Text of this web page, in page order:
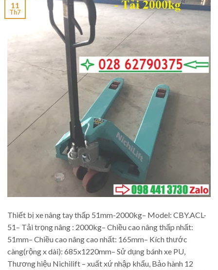
11
Th7
Thiết bị xe nâng tay thấp 51mm-2000kg– Model: CBY.ACL-
51– Tải trọng nâng : 2000kg– Chiều cao nâng thấp nhất:
51mm– Chiều cao nâng cao nhất: 165mm– Kích thước
càng(rộng x dài): 685x1220mm– Sử dụng bánh xe PU,
Thương hiệu Nichilift – xuất xứ nhập khẩu, Bảo hành 12